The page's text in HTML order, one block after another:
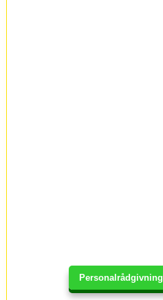
Personalrådgivning